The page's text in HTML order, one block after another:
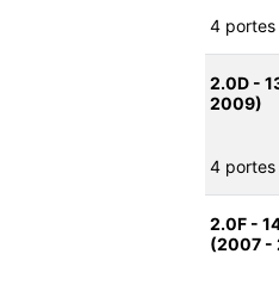
4 portes
2.0D -
2009)
4 portes
2.0F -
(2007 -